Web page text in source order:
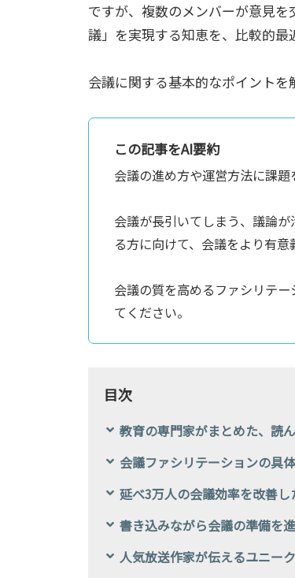
ですが、複数のメンバーが意見
議」を実現する知恵を、比較的最
会議に関する基本的なポイントを
この記事をAI要約
会議の進め方や運営方法に課題
会議が長引いてしまう、議論
る方に向けて、会議をより有
会議の質を高めるファシリテ
てください。
目次
教育の専門家がまとめた、読
会議ファシリテーションの具
延べ3万人の会議効率を改善
書き込みながら会議の準備を
人気放送作家が伝えるユニー